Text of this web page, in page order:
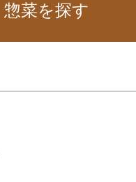
惣菜を探す